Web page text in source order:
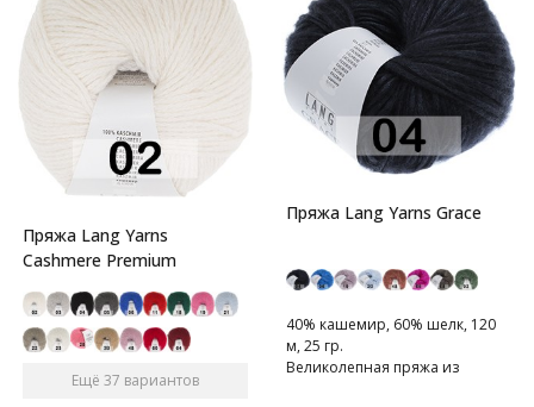
Пряжа Lang Yarns
Cashmere Premium
Ещё 37 вариантов
Пряжа Lang Yarns Grace
40% кашемир, 60% шелк, 120
м, 25 гр.
Великолепная пряжа из